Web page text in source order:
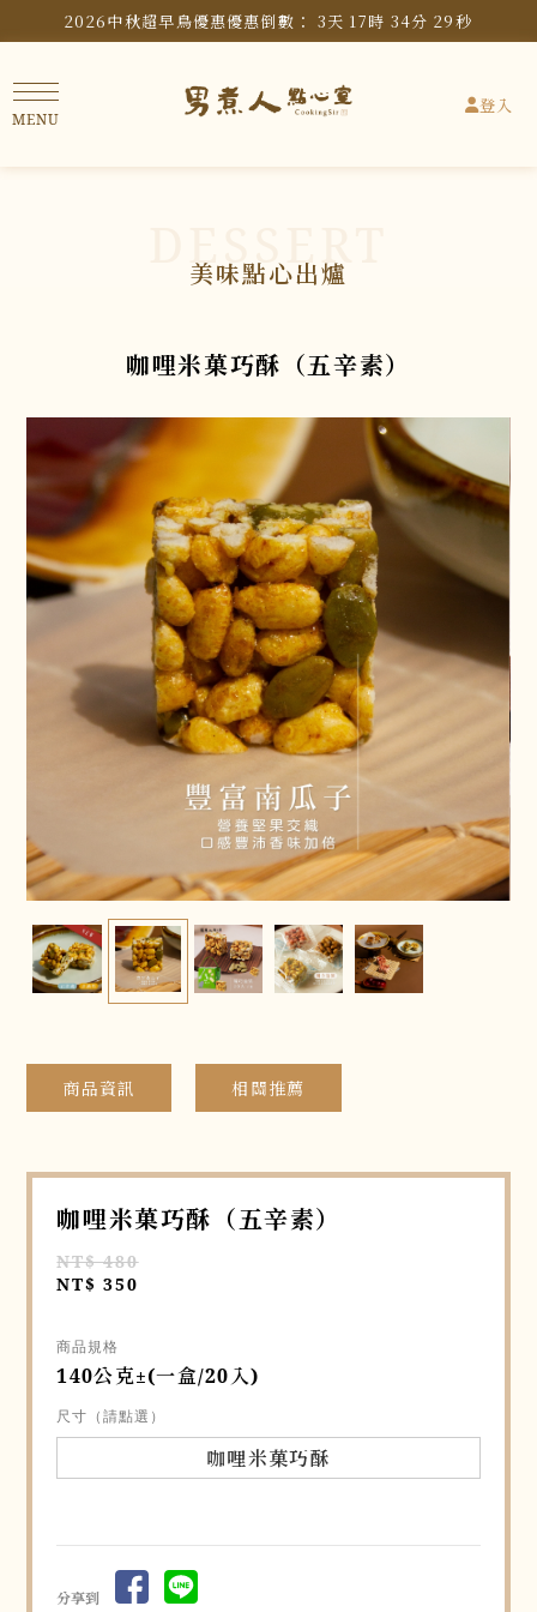
2026中秋超早鳥優惠優惠倒數： 3天 17時 34分 28秒
登入
咖哩米菓巧酥（五辛素）
咖哩米菓巧酥（五辛素）
NT$ 480
NT$ 350
商品規格
140公克±(一盒/20入)
尺寸（請點選）
咖哩米菓巧酥
分享到
商品資訊 相關推薦